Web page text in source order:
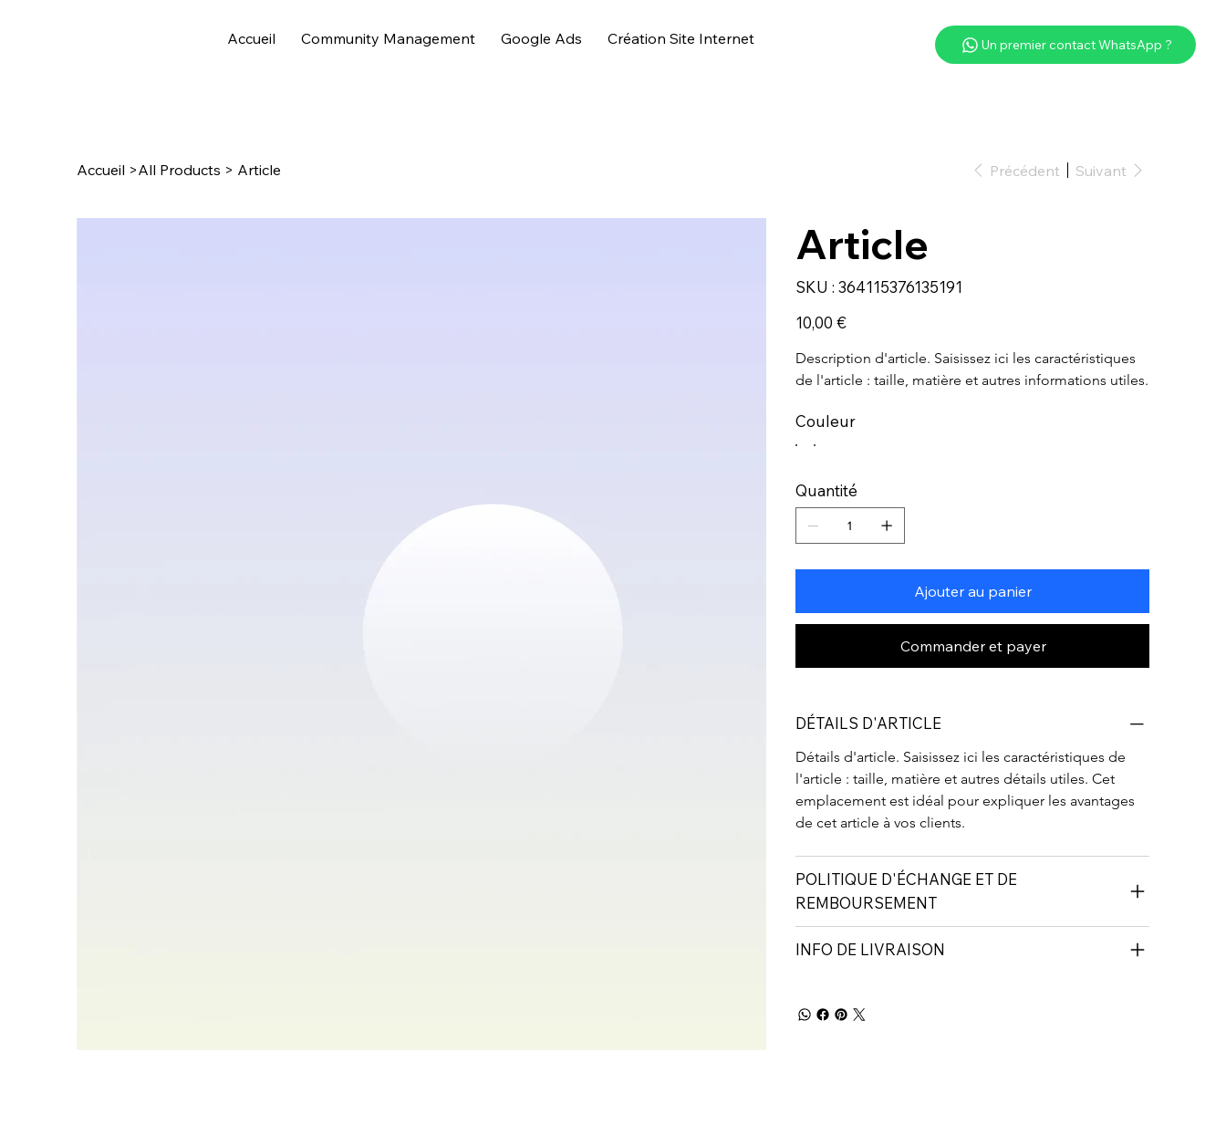
Accueil Community Management Google Ads Création Site Internet Un premier contact WhatsApp ?
Accueil >All Products > Article Précédent Suivant
Article
SKU : SKU
364115376135191
364115376135191
Prix
10,00 €
Description d'article. Saisissez ici les caractéristiques
de l'article : taille, matière et autres informations utiles.
Couleur
Quantité
Ajouter au panier
Commander et payer
DÉTAILS D'ARTICLE
Détails d'article. Saisissez ici les caractéristiques de
l'article : taille, matière et autres détails utiles. Cet
emplacement est idéal pour expliquer les avantages
de cet article à vos clients.
POLITIQUE D'ÉCHANGE ET DE
REMBOURSEMENT
INFO DE LIVRAISON